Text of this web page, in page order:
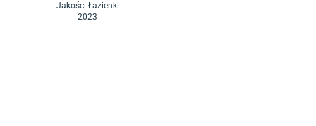
Jakości Łazienki
2023